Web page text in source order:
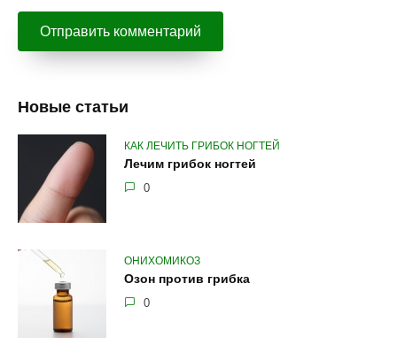
Новые статьи
КАК ЛЕЧИТЬ ГРИБОК НОГТЕЙ
Лечим грибок ногтей
0
ОНИХОМИКОЗ
Озон против грибка
0